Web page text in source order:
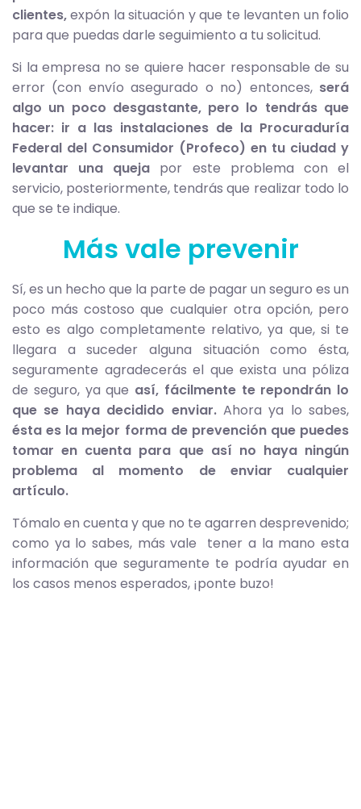
clientes,expón la situación y que te levanten un folio
para que puedas darle seguimiento a tu solicitud.
Si la empresa no se quiere hacer responsable de su
error (con envío asegurado o no) entonces, será
algo un poco desgastante, pero lo tendrás que
hacer: ir a las instalaciones de la Procuraduría
Federal del Consumidor (Profeco) en tu ciudad y
levantar una queja por este problema con el
servicio, posteriormente, tendrás que realizar todo lo
que se te indique.
Más vale prevenir
Sí, es un hecho que la parte de pagar un seguro es un
poco más costoso que cualquier otra opción, pero
esto es algo completamente relativo, ya que, si te
llegara a suceder alguna situación como ésta,
seguramente agradecerás el que exista una póliza
de seguro, ya que así, fácilmente te repondrán lo
que se haya decidido enviar.Ahora ya lo sabes,
ésta es la mejor forma de prevención que puedes
tomar en cuenta para que así no haya ningún
problema al momento de enviar cualquier
artículo.
Tómalo en cuenta y que no te agarren desprevenido;
como ya lo sabes, más vale tener a la mano esta
información que seguramente te podría ayudar en
los casos menos esperados, ¡ponte buzo!